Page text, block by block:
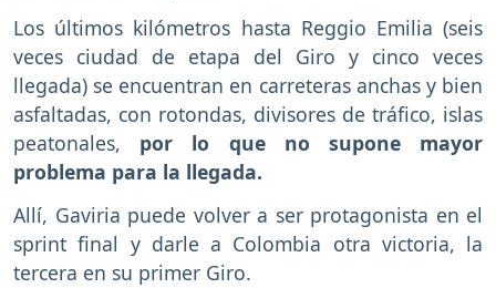
Los últimos kilómetros hasta Reggio Emilia (seis
veces ciudad de etapa del Giro y cinco veces
llegada) se encuentran en carreteras anchas y bien
asfaltadas, con rotondas, divisores de tráfico, islas
peatonales, por lo que no supone mayor
problema para la llegada.
Allí, Gaviria puede volver a ser protagonista en el
sprint final y darle a Colombia otra victoria, la
tercera en su primer Giro.